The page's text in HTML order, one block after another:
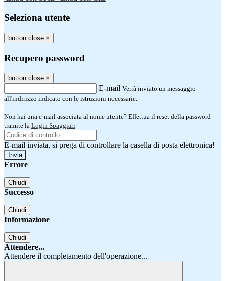
Seleziona utente
button close ×
Recupero password
button close ×
E-mail Verrà inviato un messaggio
all'indirizzo indicato con le istruzioni necessarie.
Non hai una e-mail associata al nome utente? Effettua il reset della password
tramite la Login Spaggiari
E-mail inviata, si prega di controllare la casella di posta elettronica!
Errore
Chiudi
Successo
Chiudi
Informazione
Chiudi
Attendere...
Attendere il completamento dell'operazione...